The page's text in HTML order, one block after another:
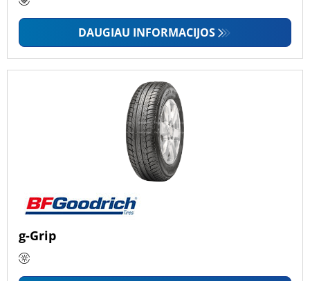
DAUGIAU INFORMACIJOS
g-Grip